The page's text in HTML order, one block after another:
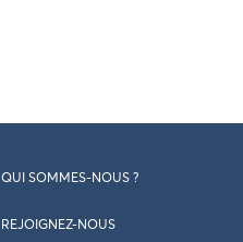
QUI SOMMES-NOUS ?
REJOIGNEZ-NOUS